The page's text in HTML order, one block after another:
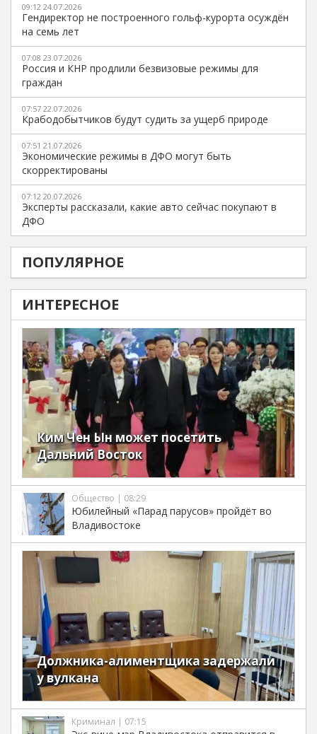
09:12 24.07.2026
Гендиректор не построенного гольф-курорта осуждён
на семь лет
07:08 23.07.2026
Россия и КНР продлили безвизовые режимы для
граждан
07:57 22.07.2026
Крабодобытчиков будут судить за ущерб природе
07:51 21.07.2026
Экономические режимы в ДФО могут быть
скорректированы
07:12 20.07.2026
Эксперты рассказали, какие авто сейчас покупают в
ДФО
ПОПУЛЯРНОЕ
ИНТЕРЕСНОЕ
Ким Чен Ын может посетить
Дальний Восток
Общество | 08:29
Юбилейный «Парад парусов» пройдёт во
Владивостоке
Должника-алиментщика задержали
у вулкана
Криминал | 07:15